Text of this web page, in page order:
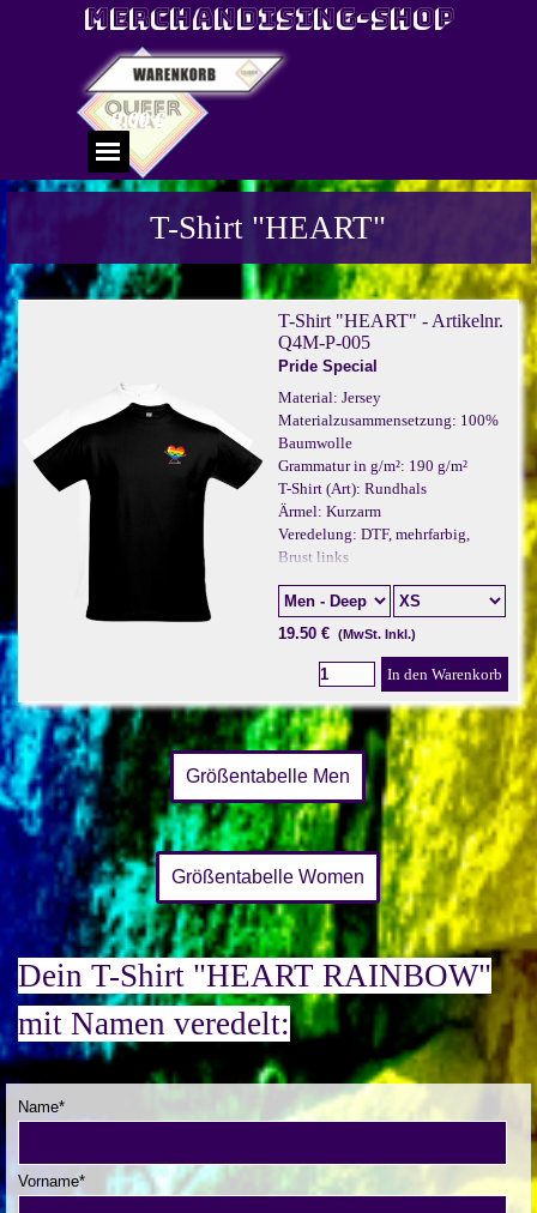
Direkt zum Seiteninhalt
Merchandising-Shop
0.00 €
Menü überspringen
T-Shirt "HEART"
T-Shirt "HEART" - Artikelnr.
Q4M-P-005
Pride Special
Material: Jersey
Materialzusammensetzung: 100%
Baumwolle
Grammatur in g/m²: 190 g/m²
T-Shirt (Art): Rundhals
Ärmel: Kurzarm
Veredelung: DTF, mehrfarbig,
Brust links
19.50 € (MwSt. Inkl.)
In den Warenkorb
Größentabelle Men
Größentabelle Women
Dein T-Shirt "HEART RAINBOW"
mit Namen veredelt:
Name*
Vorname*